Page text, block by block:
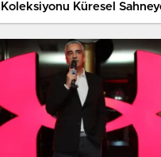
Koleksiyonu Küresel
Çıkıyor